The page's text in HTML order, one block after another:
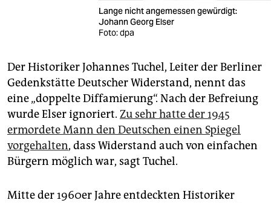
Lange nicht angemessen gewürdigt:
Johann Georg Elser
Foto: dpa
Der Historiker Johannes Tuchel, Leiter der Berliner
Gedenkstätte Deutscher Widerstand, nennt das
eine „doppelte Diffamierung“. Nach der Befreiung
wurde Elser ignoriert. Zu sehr hatte der 1945
ermordete Mann den Deutschen einen Spiegel
vorgehalten, dass Widerstand auch von einfachen
Bürgern möglich war, sagt Tuchel.
Mitte der 1960er Jahre entdeckten Historiker